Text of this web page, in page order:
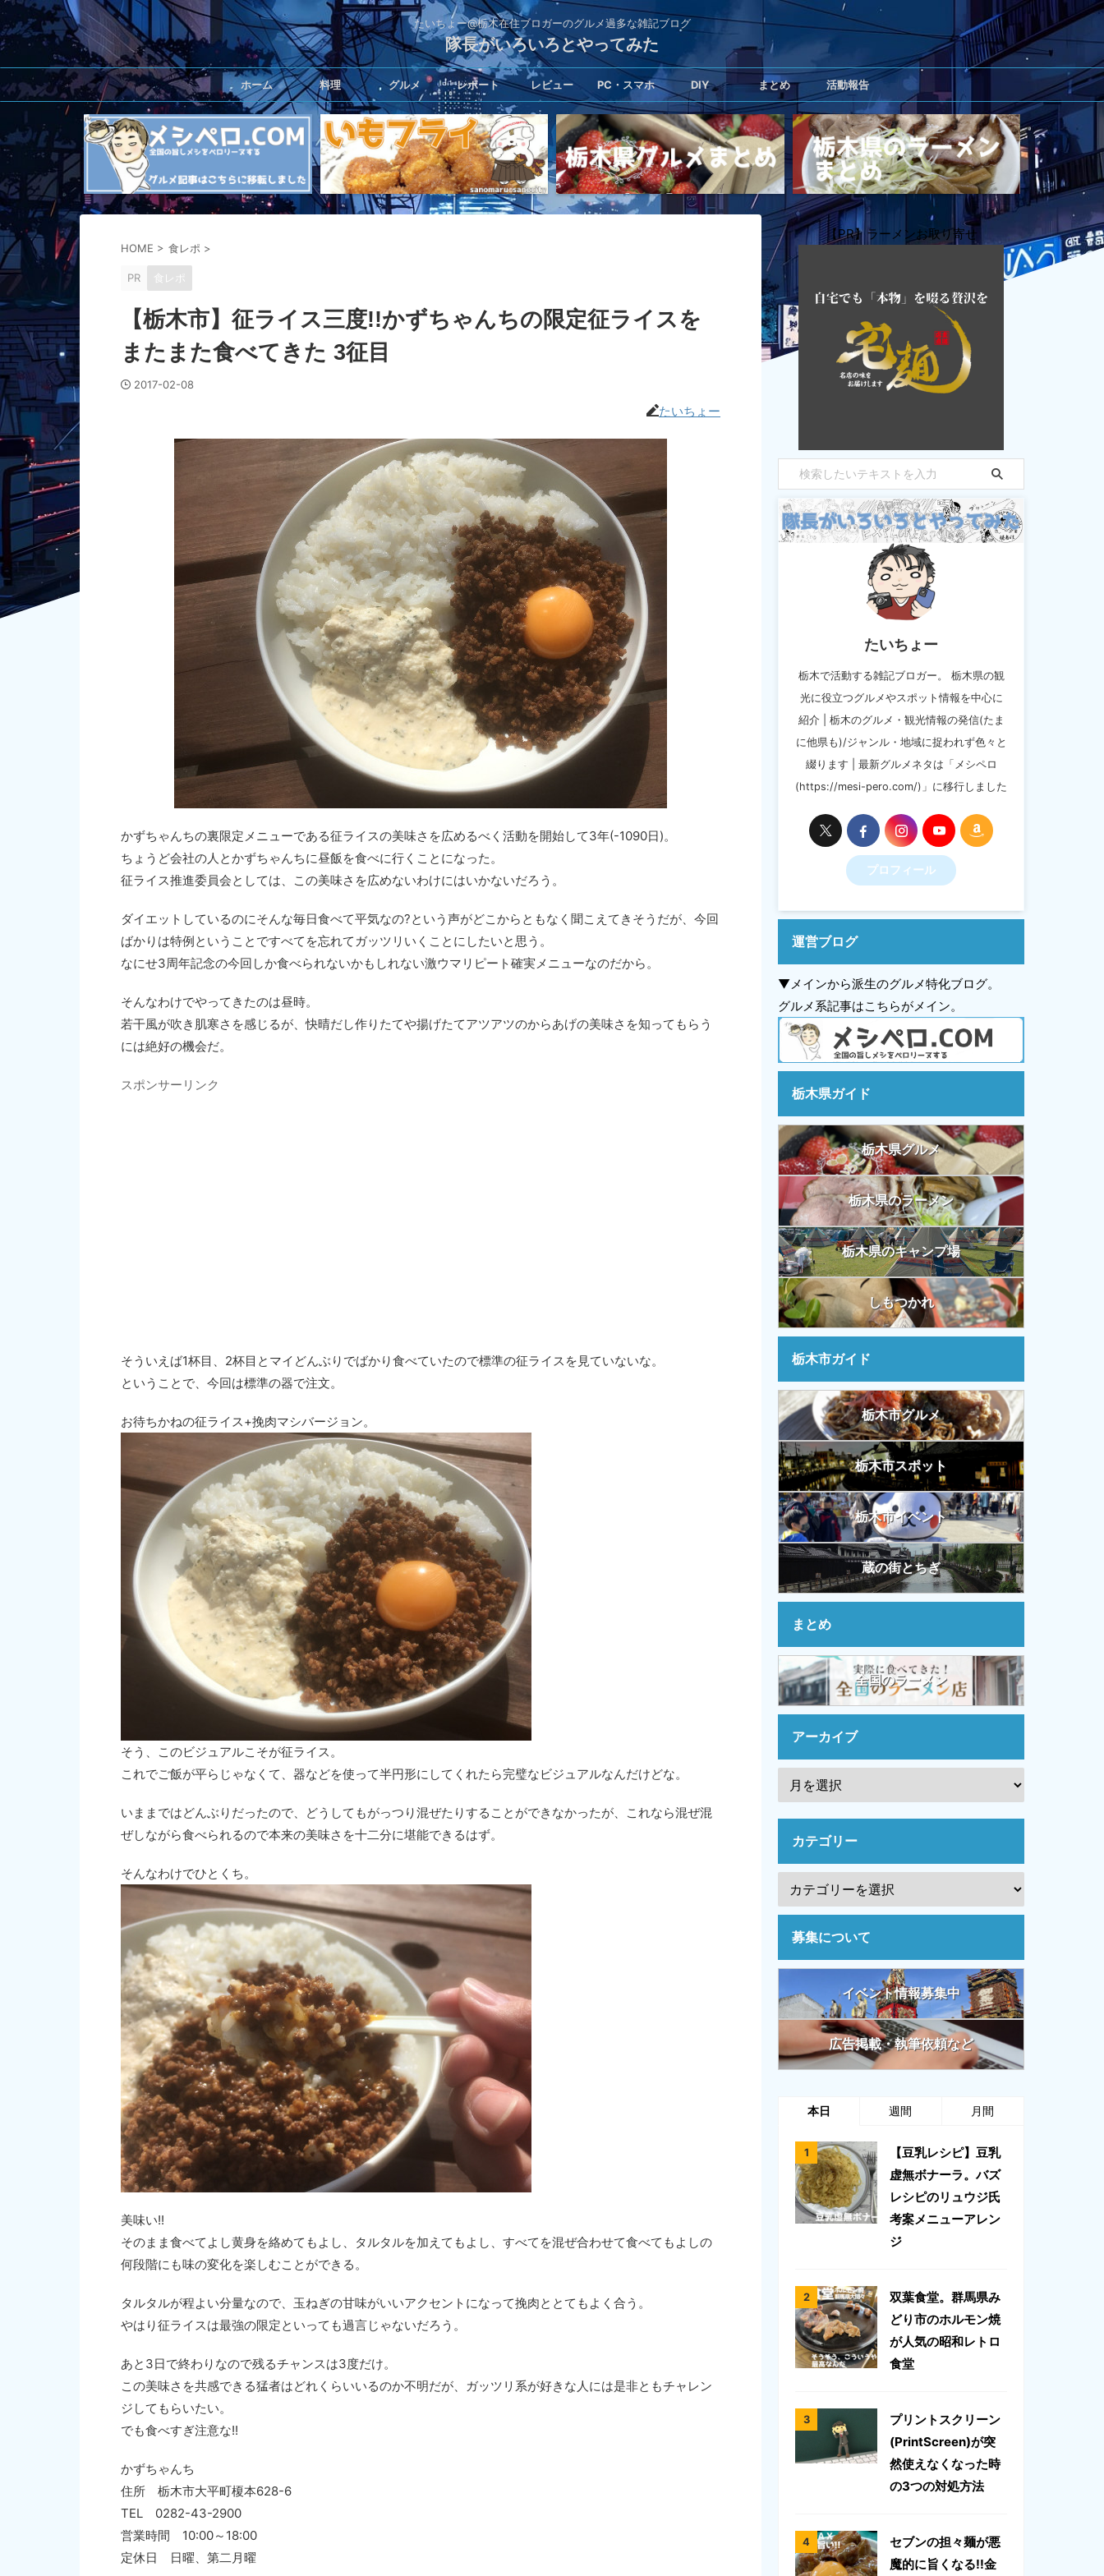
たいちょー@栃木在住ブロガーのグルメ過多な雑記ブログ
隊長がいろいろとやってみた
ホーム 料理 グルメ レポート レビュー PC・スマホ DIY まとめ 活動報告
HOME > 食レポ >
PR 食レポ
【栃木市】征ライス三度!!かずちゃんちの限定征ライスを
またまた食べてきた 3征目
2017-02-08
たいちょー
かずちゃんちの裏限定メニューである征ライスの美味さを広めるべく活動を開始して3年(-1090日)。
ちょうど会社の人とかずちゃんちに昼飯を食べに行くことになった。
征ライス推進委員会としては、この美味さを広めないわけにはいかないだろう。
ダイエットしているのにそんな毎日食べて平気なの?という声がどこからともなく聞こえてきそうだが、今回
ばかりは特例ということですべてを忘れてガッツリいくことにしたいと思う。
なにせ3周年記念の今回しか食べられないかもしれない激ウマリピート確実メニューなのだから。
そんなわけでやってきたのは昼時。
若干風が吹き肌寒さを感じるが、快晴だし作りたてや揚げたてアツアツのからあげの美味さを知ってもらう
には絶好の機会だ。
スポンサーリンク
そういえば1杯目、2杯目とマイどんぶりでばかり食べていたので標準の征ライスを見ていないな。
ということで、今回は標準の器で注文。
お待ちかねの征ライス+挽肉マシバージョン。
そう、このビジュアルこそが征ライス。
これでご飯が平らじゃなくて、器などを使って半円形にしてくれたら完璧なビジュアルなんだけどな。
いままではどんぶりだったので、どうしてもがっつり混ぜたりすることができなかったが、これなら混ぜ混
ぜしながら食べられるので本来の美味さを十二分に堪能できるはず。
そんなわけでひとくち。
美味い!!
そのまま食べてよし黄身を絡めてもよし、タルタルを加えてもよし、すべてを混ぜ合わせて食べてもよしの
何段階にも味の変化を楽しむことができる。
タルタルが程よい分量なので、玉ねぎの甘味がいいアクセントになって挽肉ととてもよく合う。
やはり征ライスは最強の限定といっても過言じゃないだろう。
あと3日で終わりなので残るチャンスは3度だけ。
この美味さを共感できる猛者はどれくらいいるのか不明だが、ガッツリ系が好きな人には是非ともチャレン
ジしてもらいたい。
でも食べすぎ注意な!!
かずちゃんち
住所 栃木市大平町榎本628-6
TEL 0282-43-2900
営業時間 10:00～18:00
定休日 日曜、第二月曜
【PR】ラーメンお取り寄せ
たいちょー
栃木で活動する雑記ブロガー。 栃木県の観
光に役立つグルメやスポット情報を中心に
紹介 | 栃木のグルメ・観光情報の発信(たま
に他県も)/ジャンル・地域に捉われず色々と
綴ります | 最新グルメネタは「メシペロ
(https://mesi-pero.com/)」に移行しました
プロフィール
運営ブログ
▼メインから派生のグルメ特化ブログ。
グルメ系記事はこちらがメイン。
栃木県ガイド
栃木県グルメ
栃木県のラーメン
栃木県のキャンプ場
しもつかれ
栃木市ガイド
栃木市グルメ
栃木市スポット
栃木市イベント
蔵の街とちぎ
まとめ
全国のラーメン
アーカイブ
カテゴリー
募集について
イベント情報募集中
広告掲載・執筆依頼など
本日 週間 月間
【豆乳レシピ】豆乳
虚無ボナーラ。バズ
レシピのリュウジ氏
考案メニューアレン
ジ
双葉食堂。群馬県み
どり市のホルモン焼
が人気の昭和レトロ
食堂
プリントスクリーン
(PrintScreen)が突
然使えなくなった時
の3つの対処方法
セブンの担々麺が悪
魔的に旨くなる!!金